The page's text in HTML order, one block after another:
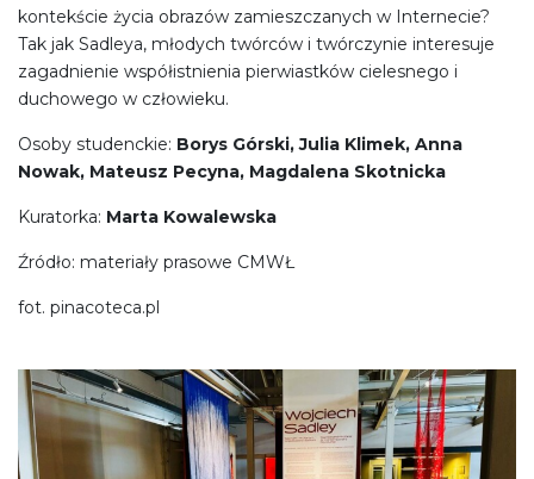
kontekście życia obrazów zamieszczanych w Internecie?
Tak jak Sadleya, młodych twórców i twórczynie interesuje
zagadnienie współistnienia pierwiastków cielesnego i
duchowego w człowieku.
Osoby studenckie: Borys Górski, Julia Klimek, Anna
Nowak, Mateusz Pecyna, Magdalena Skotnicka
Kuratorka: Marta Kowalewska
Źródło: materiały prasowe CMWŁ
fot. pinacoteca.pl